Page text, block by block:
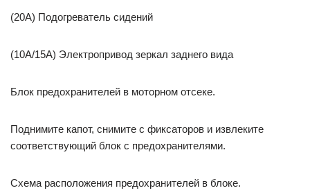
(20A) Подогреватель сидений
(10A/15A) Электропривод зеркал заднего вида
Блок предохранителей в моторном отсеке.
Поднимите капот, снимите с фиксаторов и извлеките
соответствующий блок с предохранителями.
Схема расположения предохранителей в блоке.